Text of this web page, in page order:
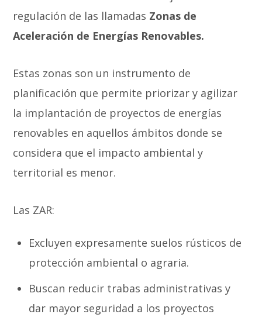
regulación de las llamadas Zonas de
Aceleración de Energías Renovables.
Estas zonas son un instrumento de
planificación que permite priorizar y agilizar
la implantación de proyectos de energías
renovables en aquellos ámbitos donde se
considera que el impacto ambiental y
territorial es menor.
Las ZAR:
Excluyen expresamente suelos rústicos de
protección ambiental o agraria.
Buscan reducir trabas administrativas y
dar mayor seguridad a los proyectos